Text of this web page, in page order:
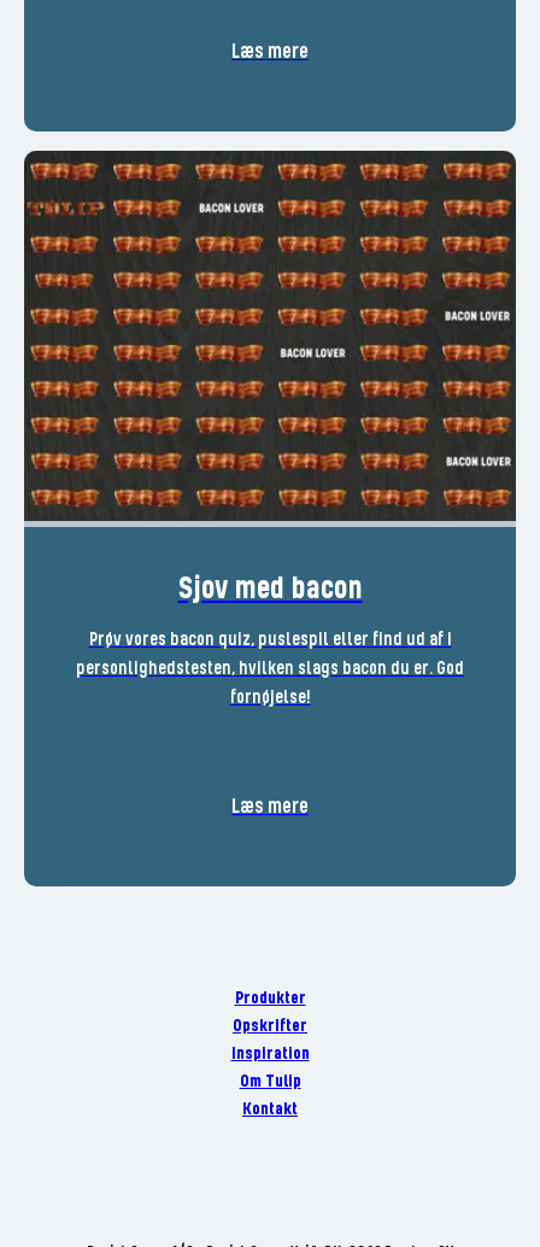
Læs mere
Sjov med bacon
Prøv vores bacon quiz, puslespil eller find ud af i
personlighedstesten, hvilken slags bacon du er. God
fornøjelse!
Læs mere
Produkter
Opskrifter
Inspiration
Om Tulip
Kontakt